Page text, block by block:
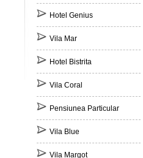
Hotel Genius
Vila Mar
Hotel Bistrita
Vila Coral
Pensiunea Particular
Vila Blue
Vila Margot